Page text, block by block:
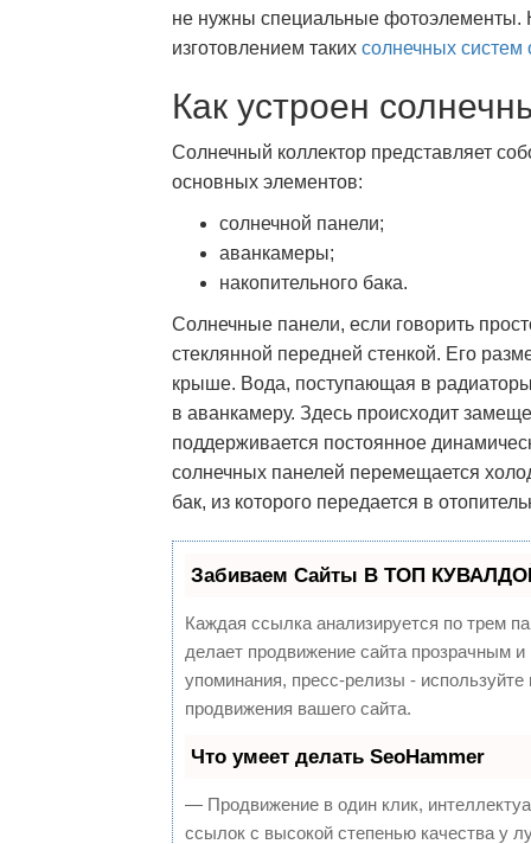
не нужны специальные
изготовлением таких солнечных систем
Как устроен
Солнечный коллектор представляет
основных элементов:
солнечной панели;
аванкамеры;
накопительного бака.
Солнечные панели, если говорить
стеклянной передней стенкой. Его
крыше. Вода, поступающая в
в аванкамеру. Здесь происходит
поддерживается постоянное
солнечных панелей перемещается
бак, из которого передается в
Забиваем Сайты В ТОП
Каждая ссылка анализируется по трем
делает продвижение сайта прозрачным
упоминания, пресс-релизы -
продвижения вашего сайта.
Что умеет делать SeoHammer
— Продвижение в один клик,
ссылок с высокой степенью качества у